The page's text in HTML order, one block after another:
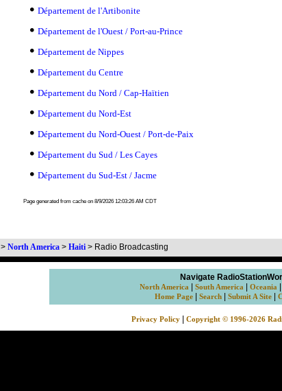
Département de l'Artibonite
Département de l'Ouest / Port-au-Prince
Département de Nippes
Département du Centre
Département du Nord / Cap-Haïtien
Département du Nord-Est
Département du Nord-Ouest / Port-de-Paix
Département du Sud / Les Cayes
Département du Sud-Est / Jacme
Page generated from cache on 8/9/2026 12:03:26 AM CDT
> North America > Haiti > Radio Broadcasting
Navigate
North America South America Oceania
Home Page
Search Submit A Site
Privacy Policy| Copyright © 1996-2026